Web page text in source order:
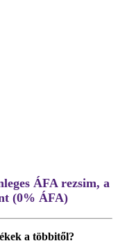
ÁFA rezsim, a
(0% ÁFA)
a többitől?